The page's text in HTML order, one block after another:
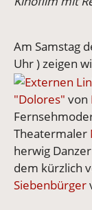
Am Samstag
Uhr ) zeigen
"Dolores" von
Theatermaler
herwig
dem kürzlich
Siebenbürger